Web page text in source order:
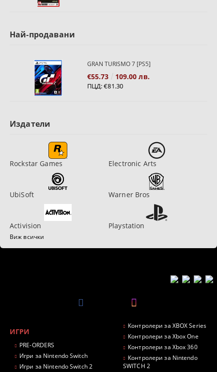
Най-продавани
GRAN TURISMO 7 [PS5]
€55.73 109.00 лв.
ПЦД:€81.30
Издатели
Rockstar Games Electronic Arts
UbiSoft Warner Bros
Activision Playstation
Виж всички
ИГРИ
PRE-ORDERS
Игри за Nintendo Switch
Игри за Nintendo Switch 2
Контролери за XBOX Series
Контролери за Xbox One
Контролери за Xbox 360
Контролери за Nintendo
SWITCH 2